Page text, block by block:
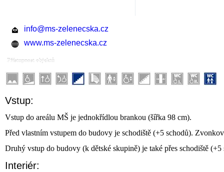
info@ms-zelenecska.cz
www.ms-zelenecska.cz
Přístupnost objektů
Vstup:
Vstup do areálu MŠ je jednokřídlou brankou (šířka 98 cm).
Před vlastním vstupem do budovy je schodiště (+5 schodů).
Druhý vstup do budovy (k dětské skupině) je také přes schodiště
Interiér: